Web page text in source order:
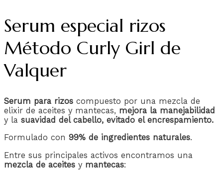
Serum especial rizos
Método Curly Girl de
Valquer
Serum para rizos compuesto por una mezcla de
elixir de aceites y mantecas, mejora la manejabilidad
y la suavidad del cabello, evitado el encrespamiento.
Formulado con 99% de ingredientes naturales.
Entre sus principales activos encontramos una
mezcla de aceites y mantecas: